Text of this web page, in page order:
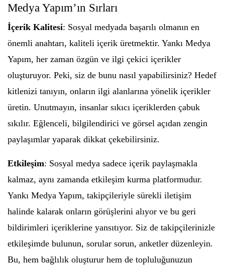
Medya Yapım’ın Sırları
İçerik Kalitesi: Sosyal medyada başarılı olmanın en
önemli anahtarı, kaliteli içerik üretmektir. Yankı Medya
Yapım, her zaman özgün ve ilgi çekici içerikler
oluşturuyor. Peki, siz de bunu nasıl yapabilirsiniz? Hedef
kitlenizi tanıyın, onların ilgi alanlarına yönelik içerikler
üretin. Unutmayın, insanlar sıkıcı içeriklerden çabuk
sıkılır. Eğlenceli, bilgilendirici ve görsel açıdan zengin
paylaşımlar yaparak dikkat çekebilirsiniz.
Etkileşim: Sosyal medya sadece içerik paylaşmakla
kalmaz, aynı zamanda etkileşim kurma platformudur.
Yankı Medya Yapım, takipçileriyle sürekli iletişim
halinde kalarak onların görüşlerini alıyor ve bu geri
bildirimleri içeriklerine yansıtıyor. Siz de takipçilerinizle
etkileşimde bulunun, sorular sorun, anketler düzenleyin.
Bu, hem bağlılık oluşturur hem de topluluğunuzun